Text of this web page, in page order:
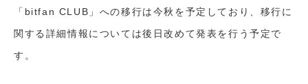
「bitfan CLUB」への移行は今秋を予定しており、移行に
関する詳細情報については後日改めて発表を行う予定で
す。